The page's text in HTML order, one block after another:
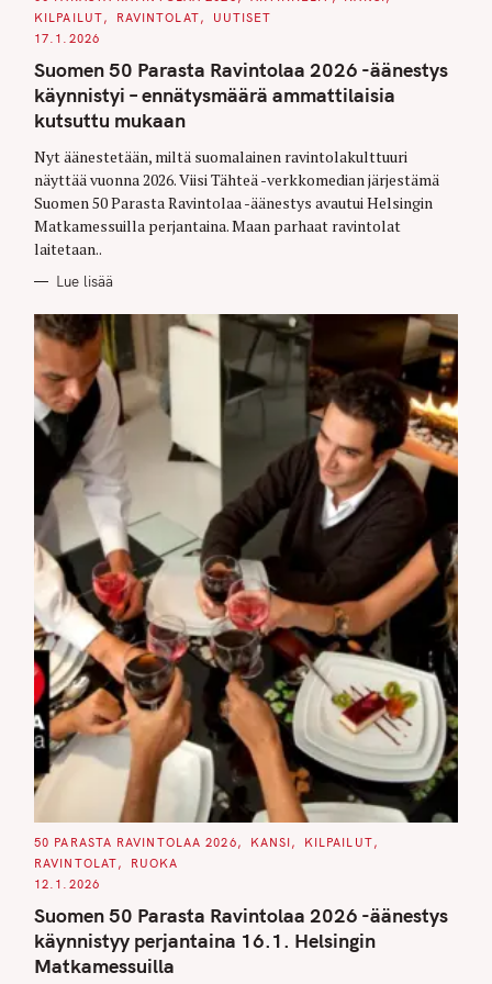
T
E
O
R
I
E
S
KILPAILUT
RAVINTOLAT
UUTISET
17.1.2026
Suomen 50 Parasta Ravintolaa 2026 -äänestys
käynnistyi – ennätysmäärä ammattilaisia
kutsuttu mukaan
Nyt äänestetään, miltä suomalainen ravintolakulttuuri
näyttää vuonna 2026. Viisi Tähteä -verkkomedian järjestämä
Suomen 50 Parasta Ravintolaa -äänestys avautui Helsingin
Matkamessuilla perjantaina. Maan parhaat ravintolat
laitetaan..
Lue lisää
C
T
E
O
R
I
E
S
50 PARASTA RAVINTOLAA 2026 KANSI
KILPAILUT
RAVINTOLAT
RUOKA
12.1.2026
Suomen 50 Parasta Ravintolaa 2026 -äänestys
käynnistyy perjantaina 16.1. Helsingin
Matkamessuilla